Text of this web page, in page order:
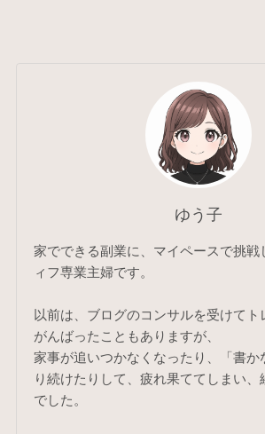
ゆう子
家でできる副業に、マイペースで挑戦
ィフ専業主婦です。
以前は、ブログのコンサルを受けてト
がんばったこともありますが、
家事が追いつかなくなったり、「書
り続けたりして、疲れ果ててしまい、
でした。